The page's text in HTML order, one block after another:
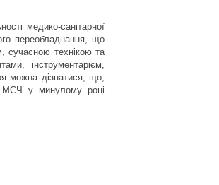
медико-санітарної
переобладнання, що
сучасною технікою та
інструментарієм,
можна дізнатися, що,
МСЧ у минулому році